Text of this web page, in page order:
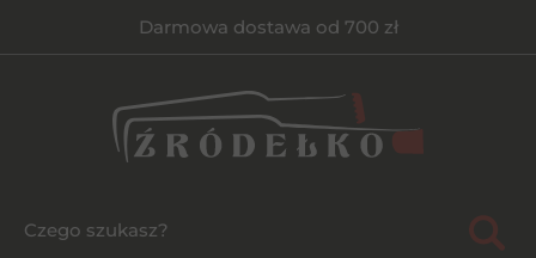
Darmowa dostawa od 700 zł